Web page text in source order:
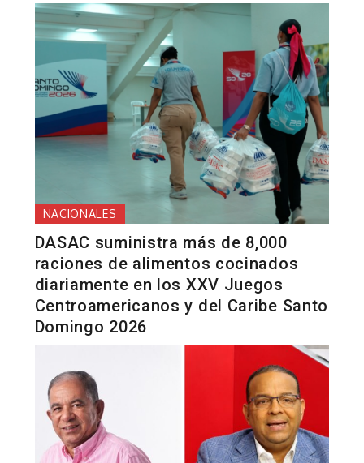
NACIONALES
DASAC suministra más de 8,000
raciones de alimentos cocinados
diariamente en los XXV Juegos
Centroamericanos y del Caribe Santo
Domingo 2026